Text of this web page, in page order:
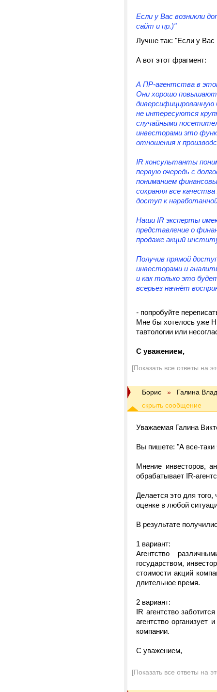
Если у Вас возникли
сайт и пр.)"
Лучше так: "Если у Вас
А вот этот фрагмент:
А ПР-агентства в
Они хорошо повышают
не интересуются
случайными
инвесторами это
отношения к
IR консультанты
первую очередь с
пониманием
сохраняя все
доступ к
Наши IR эксперты
представление о
продаже акций
Получив прямой
инвесторами и
и как только это
всерьез начнёт
- попробуйте
Мне бы хотелось уже
тавтологии или
С уважением,
[Показать все ответы на
Борис » Галина
Уважаемая Галина
Вы пишете: "А все-таки
Мнение инвесторов,
обрабатывает IR-
Делается это для
оценке в любой
В результате
1 вариант:
Агентство
государством,
стоимости акций
длительное время.
2 вариант:
IR агентство
агентство организует
компании.
С уважением,
[Показать все ответы на